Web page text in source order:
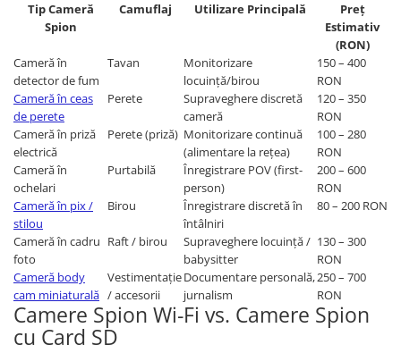
Tip Cameră
Spion
Camuflaj Utilizare Principală
Preț
Estimativ
(RON)
Cameră în
detector de fum
Tavan
Monitorizare
locuință/birou
150 – 400
RON
Cameră în ceas
de perete
Perete
Supraveghere discretă
cameră
120 – 350
RON
Cameră în priză
electrică
Perete (priză) Monitorizare continuă
(alimentare la rețea)
100 – 280
RON
Cameră în
ochelari
Purtabilă
Înregistrare POV (first-
person)
200 – 600
RON
Cameră în pix /
stilou
Birou
Înregistrare discretă în
întâlniri
80 – 200 RON
Cameră în cadru
foto
Raft / birou
Supraveghere locuință /
babysitter
130 – 300
RON
Cameră body
cam miniaturală
Vestimentație
/ accesorii
Documentare personală,
jurnalism
250 – 700
RON
Camere Spion Wi-Fi vs. Camere Spion
cu Card SD